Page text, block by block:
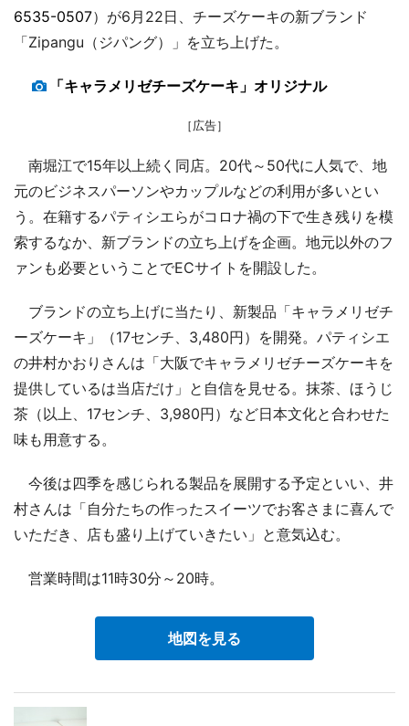
6535-0507）が6月22日、チーズケーキの新ブランド
「Zipangu（ジパング）」を立ち上げた。
「キャラメリゼチーズケーキ」オリジナル
［広告］
南堀江で15年以上続く同店。20代～50代に人気で、地
元のビジネスパーソンやカップルなどの利用が多いとい
う。在籍するパティシエらがコロナ禍の下で生き残りを模
索するなか、新ブランドの立ち上げを企画。地元以外のフ
ァンも必要ということでECサイトを開設した。
ブランドの立ち上げに当たり、新製品「キャラメリゼチ
ーズケーキ」（17センチ、3,480円）を開発。パティシエ
の井村かおりさんは「大阪でキャラメリゼチーズケーキを
提供しているは当店だけ」と自信を見せる。抹茶、ほうじ
茶（以上、17センチ、3,980円）など日本文化と合わせた
味も用意する。
今後は四季を感じられる製品を展開する予定といい、井
村さんは「自分たちの作ったスイーツでお客さまに喜んで
いただき、店も盛り上げていきたい」と意気込む。
営業時間は11時30分～20時。
地図を見る